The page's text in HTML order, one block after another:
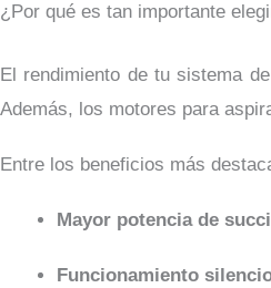
¿Por qué es tan importante
El rendimiento de tu sistema
Además, los motores para
Entre los beneficios más
Mayor potencia de
Funcionamiento